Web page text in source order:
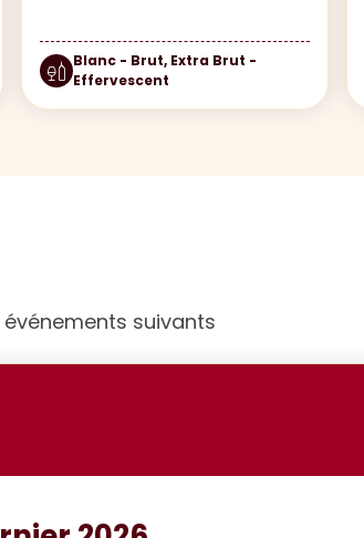
Blanc - Brut, Extra Brut -
Effervescent
suivants